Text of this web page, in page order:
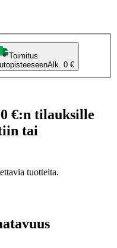
Toimitus
Alk. 0 €
€:n tilauksille
tai
tuotteita.